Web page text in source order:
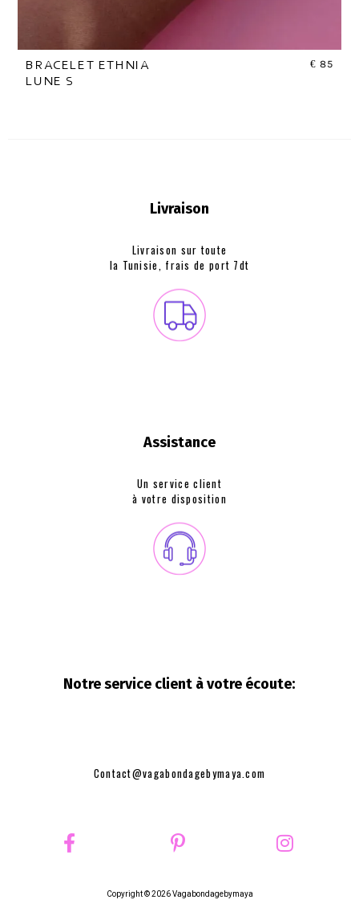
BRACELET ETHNIA
LUNE S
€ 85
Livraison
Livraison sur toute
la Tunisie, frais de port 7dt
Assistance
Un service client
à votre disposition
Notre service client à votre écoute:
Contact@vagabondagebymaya.com
Copyright © 2026 Vagabondagebymaya